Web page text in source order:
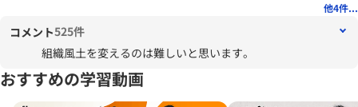
他4件...
コメント525件
組織風土を変えるのは難しいと思います。
おすすめの学習動画